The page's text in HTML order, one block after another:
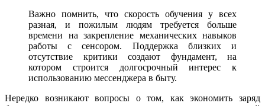
Важно помнить, что скорость обучения у всех
разная, и пожилым людям требуется больше
времени на закрепление механических навыков
работы с сенсором. Поддержка близких и
отсутствие критики создают фундамент, на
котором строится долгосрочный интерес к
использованию мессенджера в быту.
Нередко возникают вопросы о том, как экономить заряд